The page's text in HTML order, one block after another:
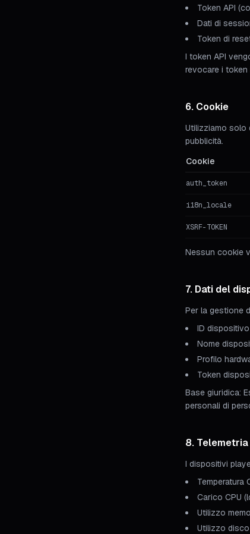
Token API
Dati di
Token di
I token API
revocare i token
6. Cookie
Utilizziamo solo
pubblicità.
Cookie
auth_token
i18n_locale
XSRF-TOKEN
Nessun cookie
7. Dati del
Per la gestione
ID
Nome
Profilo
Token
Base giuridica:
personali di
8.
I dispositivi
Temperatura
Carico CPU
Utilizzo
Utilizzo